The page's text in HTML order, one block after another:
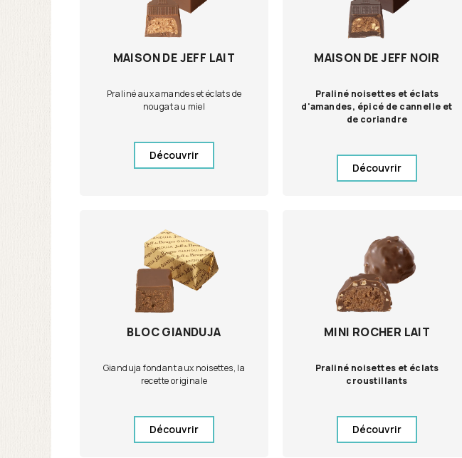
MAISON DE JEFF LAIT
Praliné aux amandes et éclats de
nougat au miel
Découvrir
MAISON DE JEFF NOIR
Praliné noisettes et éclats
d'amandes, épicé de cannelle et
de coriandre
Découvrir
BLOC GIANDUJA
Gianduja fondant aux noisettes, la
recette originale
Découvrir
MINI ROCHER LAIT
Praliné noisettes et éclats
croustillants
Découvrir